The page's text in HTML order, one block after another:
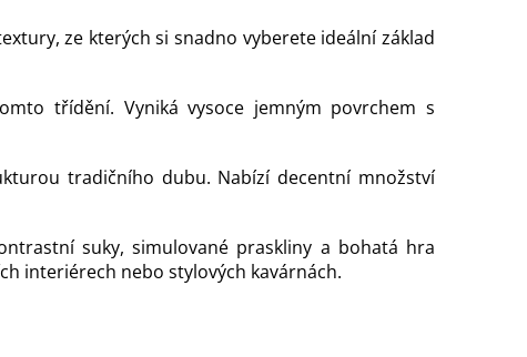
ze kterých si snadno vyberete ideální základ
třídění. Vyniká vysoce jemným povrchem s
tradičního dubu. Nabízí decentní množství
suky, simulované praskliny a bohatá hra
interiérech nebo stylových kavárnách.